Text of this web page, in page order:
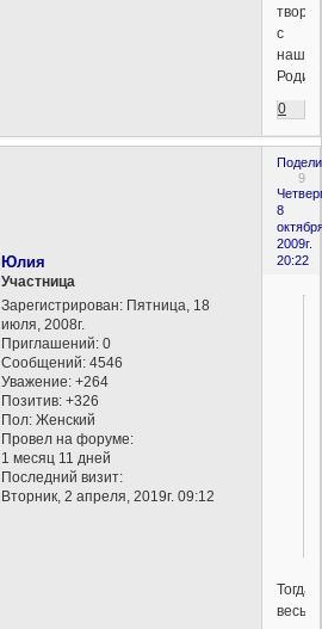
творят
с
нашей
0
9
8
2009г.
20:22
Юлия
Участница
Зарегистрирован: Пятница, 18
июля, 2008г.
Приглашений: 0
Сообщений: 4546
Уважение: +264
Позитив: +326
Пол: Женский
Провел на форуме:
1 месяц 11 дней
Последний визит:
Вторник, 2 апреля, 2019г. 09:12
Тогда
весь